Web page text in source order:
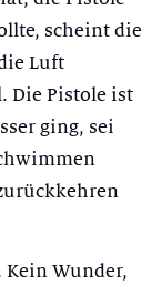
scheint die
Luft
Die Pistole ist
ging, sei
Wunder,